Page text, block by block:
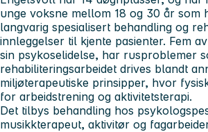
unge voksne mellom 18 og 30 år som
langvarig spesialisert behandling og
innleggelser til kjente pasienter. Fem
sin psykoselidelse, har rusproblemer
rehabiliteringsarbeidet drives blandt
miljøterapeutiske prinsipper, hvor
for arbeidstrening og aktivitetsterapi.
Det tilbys behandling hos
musikkterapeut, aktivitør og